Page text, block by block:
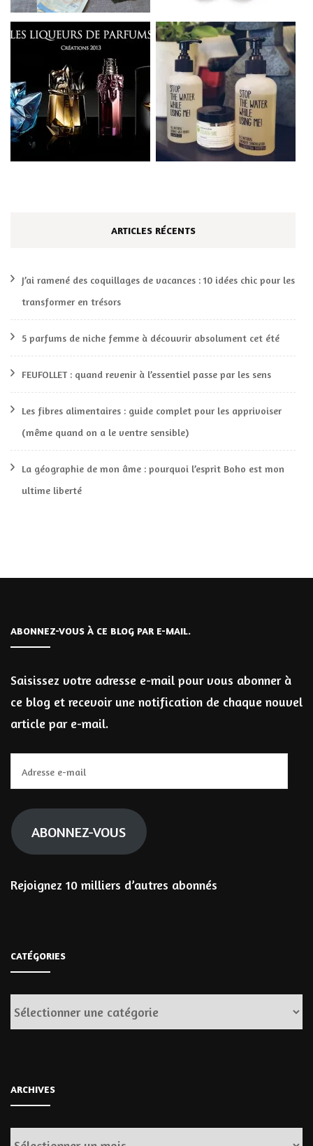
ARTICLES RÉCENTS
J’ai ramené des coquillages de vacances : 10 idées chic pour les
transformer en trésors
5 parfums de niche femme à découvrir absolument cet été
FEUFOLLET : quand revenir à l’essentiel passe par les sens
Les fibres alimentaires : guide complet pour les apprivoiser
(même quand on a le ventre sensible)
La géographie de mon âme : pourquoi l’esprit Boho est mon
ultime liberté
ABONNEZ-VOUS À CE BLOG PAR E-MAIL.
Saisissez votre adresse e-mail pour vous abonner à
ce blog et recevoir une notification de chaque nouvel
article par e-mail.
e-
mail
ABONNEZ-VOUS
Rejoignez 10 milliers d’autres abonnés
CATÉGORIES
Catégories
ARCHIVES
Archives